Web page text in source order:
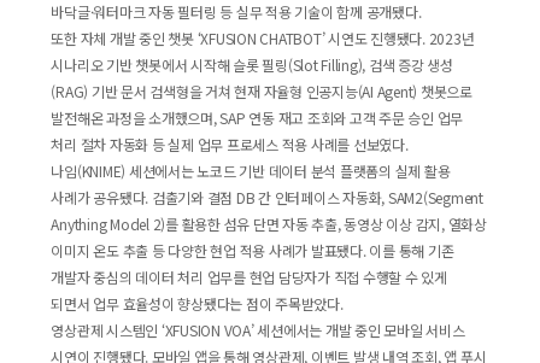
바닥글·워터마크 자동 필터링 등 실무 적용 기술이 함께 공개됐다.
또한 자체 개발 중인 챗봇 ‘XFUSION CHATBOT’ 시연도 진행됐다. 2023년
시나리오 기반 챗봇에서 시작해 슬롯 필링(Slot Filling), 검색 증강 생성
(RAG) 기반 문서 검색형을 거쳐 현재 자율형 인공지능(AI Agent) 챗봇으로
발전해온 과정을 소개했으며, SAP 연동 재고 조회와 고객 주문 승인 업무
처리 절차 자동화 등 실제 업무 프로세스 적용 사례를 선보였다.
나임(KNIME) 세션에서는 노코드 기반 데이터 분석 플랫폼의 실제 활용
사례가 공유됐다. 검출기와 결점 DB 간 인터페이스 자동화, SAM2(Segment
Anything Model 2)를 활용한 섬유 단면 자동 추출, 동영상 이상 감지, 열화상
이미지 온도 추출 등 다양한 현업 적용 사례가 발표됐다. 이를 통해 기존
개발자 중심의 데이터 처리 업무를 현업 담당자가 직접 수행할 수 있게
되면서 업무 효율성이 향상됐다는 점이 주목받았다.
영상관제 시스템인 ‘XFUSION VOA’ 세션에서는 개발 중인 모바일 서비스
시연이 진행됐다. 모바일 앱을 통해 영상관제, 이벤트 발생 내역 조회, 앱 푸시